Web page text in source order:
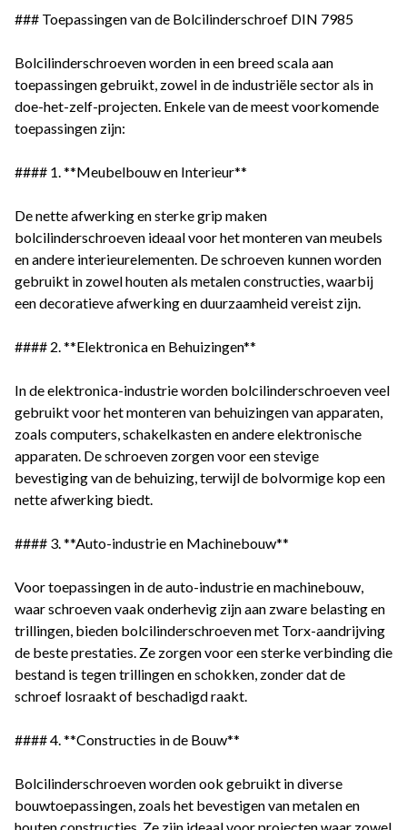
### Toepassingen van de Bolcilinderschroef DIN 7985
Bolcilinderschroeven worden in een breed scala aan
toepassingen gebruikt, zowel in de industriële sector als in
doe-het-zelf-projecten. Enkele van de meest voorkomende
toepassingen zijn:
#### 1. **Meubelbouw en Interieur**
De nette afwerking en sterke grip maken
bolcilinderschroeven ideaal voor het monteren van meubels
en andere interieurelementen. De schroeven kunnen worden
gebruikt in zowel houten als metalen constructies, waarbij
een decoratieve afwerking en duurzaamheid vereist zijn.
#### 2. **Elektronica en Behuizingen**
In de elektronica-industrie worden bolcilinderschroeven veel
gebruikt voor het monteren van behuizingen van apparaten,
zoals computers, schakelkasten en andere elektronische
apparaten. De schroeven zorgen voor een stevige
bevestiging van de behuizing, terwijl de bolvormige kop een
nette afwerking biedt.
#### 3. **Auto-industrie en Machinebouw**
Voor toepassingen in de auto-industrie en machinebouw,
waar schroeven vaak onderhevig zijn aan zware belasting en
trillingen, bieden bolcilinderschroeven met Torx-aandrijving
de beste prestaties. Ze zorgen voor een sterke verbinding die
bestand is tegen trillingen en schokken, zonder dat de
schroef losraakt of beschadigd raakt.
#### 4. **Constructies in de Bouw**
Bolcilinderschroeven worden ook gebruikt in diverse
bouwtoepassingen, zoals het bevestigen van metalen en